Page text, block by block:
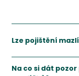
Lze pojištění
Ano, pojištění
Zobrazit více
Na co si dát